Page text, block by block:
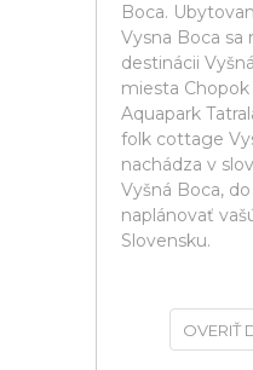
Boca.
Vysna Boca sa
destinácii
miesta
Aquapark
folk cottage
nachádza v
Vyšná Boca,
naplánovať
Slovensku.
OVERIŤ